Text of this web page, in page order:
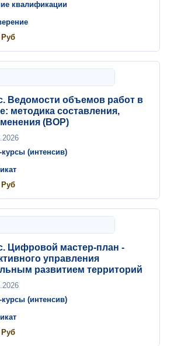
квалификации
Руб
Ведомости объемов работ в
методика составления,
(ВОР)
курсы (интенсив)
Руб
Цифровой мастер-план -
управления
развитием территорий
курсы (интенсив)
Руб